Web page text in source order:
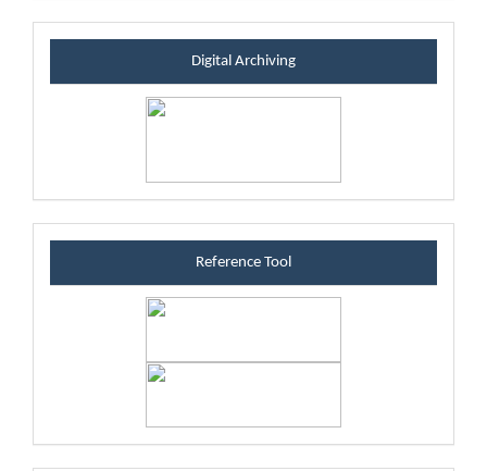
sintablockDigital Archiving
referenceblock
Reference Tool